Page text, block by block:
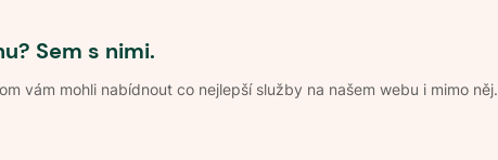
Sem s nimi.
vám mohli nabídnout co nejlepší služby na našem webu i mimo něj.